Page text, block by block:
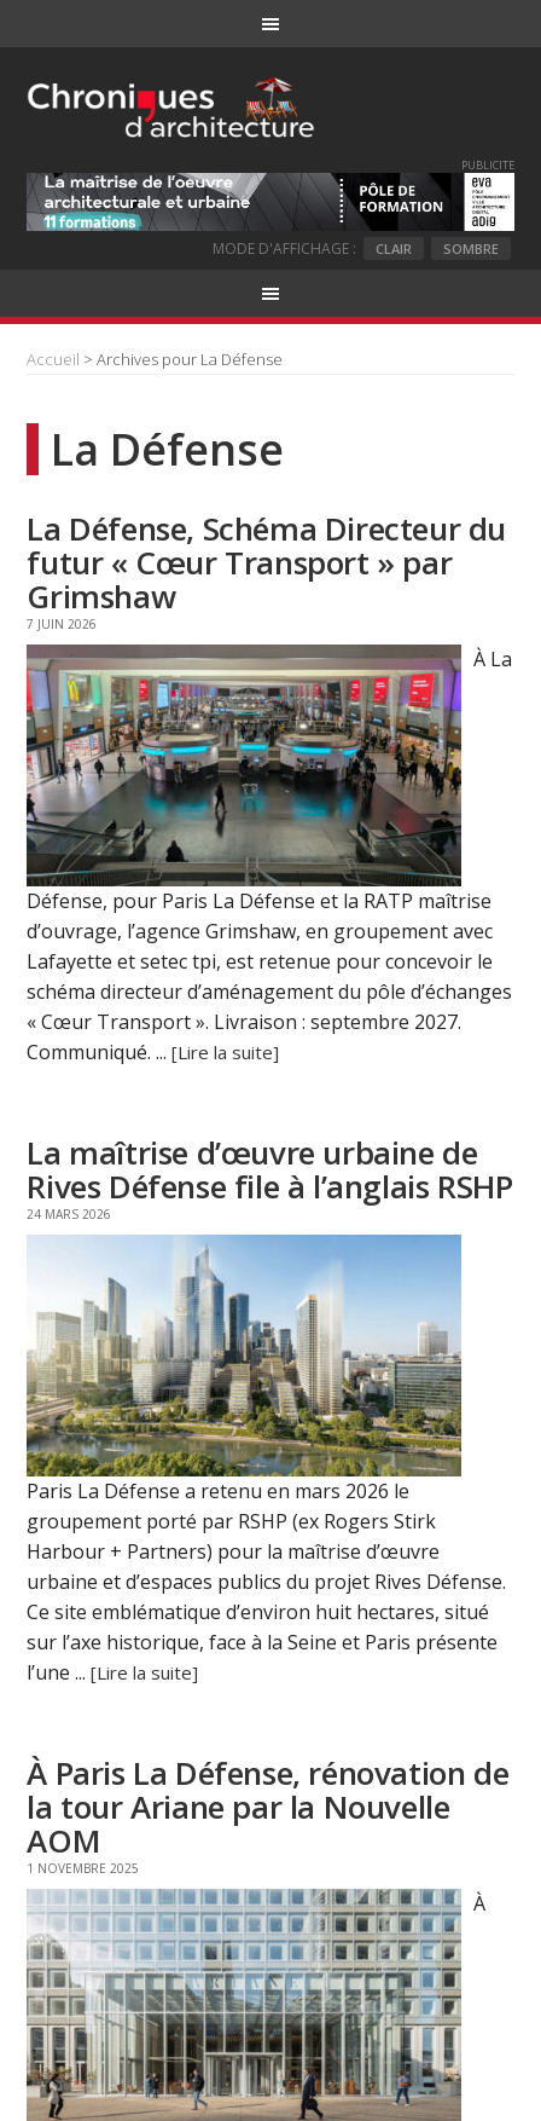
PUBLICITE
MODE D'AFFICHAGE : CLAIR SOMBRE
Accueil > Archives pour La Défense
La Défense
La Défense, Schéma Directeur du
futur « Cœur Transport » par
Grimshaw
7 JUIN 2026
À La
Défense, pour Paris La Défense et la RATP maîtrise
d’ouvrage, l’agence Grimshaw, en groupement avec
Lafayette et setec tpi, est retenue pour concevoir le
schéma directeur d’aménagement du pôle d’échanges
« Cœur Transport ». Livraison : septembre 2027.
Communiqué. ...[Lire la suite]
La maîtrise d’œuvre urbaine de
Rives Défense file à l’anglais RSHP
24 MARS 2026
Paris La Défense a retenu en mars 2026 le
groupement porté par RSHP (ex Rogers Stirk
Harbour + Partners) pour la maîtrise d’œuvre
urbaine et d’espaces publics du projet Rives Défense.
Ce site emblématique d’environ huit hectares, situé
sur l’axe historique, face à la Seine et Paris présente
l’une ...[Lire la suite]
À Paris La Défense, rénovation de
la tour Ariane par la Nouvelle
AOM
1 NOVEMBRE 2025
À